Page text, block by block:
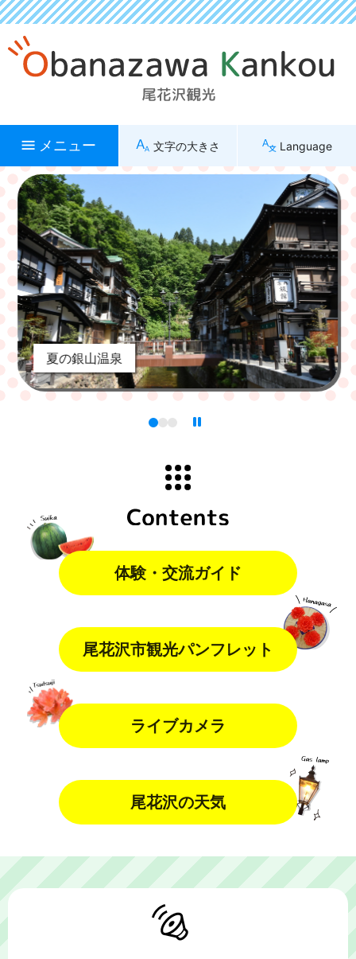
メニュー 文字の大きさ Language
夏の銀山温泉
体験・交流ガイド
尾花沢市観光パンフレット
ライブカメラ
尾花沢の天気